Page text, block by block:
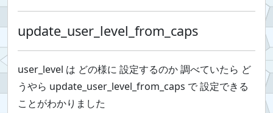
update_user_level_from_caps
user_level は どの様に 設定するのか 調べていたら ど
うやら update_user_level_from_caps で 設定できる
ことがわかりました